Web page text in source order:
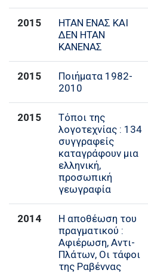
2015
ΗΤΑΝ ΕΝΑΣ ΚΑΙ
ΔΕΝ ΗΤΑΝ
ΚΑΝΕΝΑΣ
2015
Ποιήματα 1982-
2010
2015
Τόποι της
λογοτεχνίας : 134
συγγραφείς
καταγράφουν μια
ελληνική,
προσωπική
γεωγραφία
2014
Η αποθέωση του
πραγματικού :
Αφιέρωση, Αντι-
Πλάτων, Οι τάφοι
της Ραβέννας